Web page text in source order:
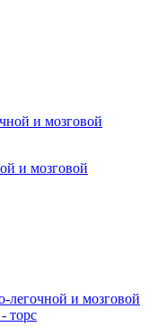
и мозговой